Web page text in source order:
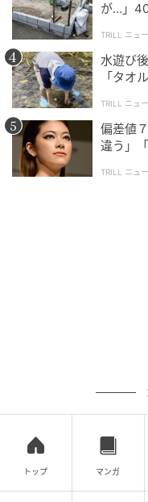
が…」
TRILL ニュ
水遊び
「タオ
TRILL ニュ
偏差値
違う」
TRILL ニュ
トップ マンガ